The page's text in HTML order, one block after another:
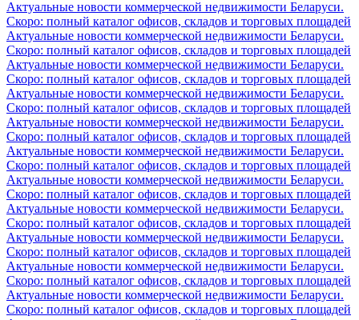
Актуальные новости коммерческой недвижимости Беларуси.
Скоро: полный каталог офисов, складов и торговых площадей
Актуальные новости коммерческой недвижимости Беларуси.
Скоро: полный каталог офисов, складов и торговых площадей
Актуальные новости коммерческой недвижимости Беларуси.
Скоро: полный каталог офисов, складов и торговых площадей
Актуальные новости коммерческой недвижимости Беларуси.
Скоро: полный каталог офисов, складов и торговых площадей
Актуальные новости коммерческой недвижимости Беларуси.
Скоро: полный каталог офисов, складов и торговых площадей
Актуальные новости коммерческой недвижимости Беларуси.
Скоро: полный каталог офисов, складов и торговых площадей
Актуальные новости коммерческой недвижимости Беларуси.
Скоро: полный каталог офисов, складов и торговых площадей
Актуальные новости коммерческой недвижимости Беларуси.
Скоро: полный каталог офисов, складов и торговых площадей
Актуальные новости коммерческой недвижимости Беларуси.
Скоро: полный каталог офисов, складов и торговых площадей
Актуальные новости коммерческой недвижимости Беларуси.
Скоро: полный каталог офисов, складов и торговых площадей
Актуальные новости коммерческой недвижимости Беларуси.
Скоро: полный каталог офисов, складов и торговых площадей